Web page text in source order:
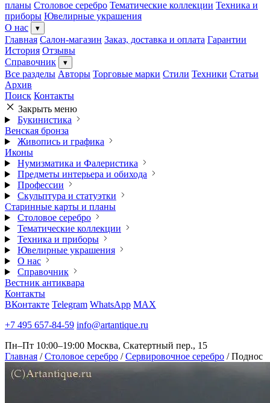
планы Столовое серебро Тематические коллекции Техника и
приборы Ювелирные украшения
О нас
▾
Главная Салон-магазин Заказ, доставка и оплата Гарантии
История Отзывы
Справочник
▾
Все разделы Авторы Торговые марки Стили Техники Статьи
Архив
Поиск Контакты
Закрыть меню
Букинистика
Венская бронза
Живопись и графика
Иконы
Нумизматика и Фалеристика
Предметы интерьера и обихода
Профессии
Скульптура и статуэтки
Старинные карты и планы
Столовое серебро
Тематические коллекции
Техника и приборы
Ювелирные украшения
О нас
Справочник
Вестник антиквара
Контакты
ВКонтакте Telegram WhatsApp MAX
+7 495 657-84-59 info@artantique.ru
Пн–Пт 10:00–19:00 Москва, Скатертный пер., 15
Главная / Столовое серебро / Сервировочное серебро / Поднос